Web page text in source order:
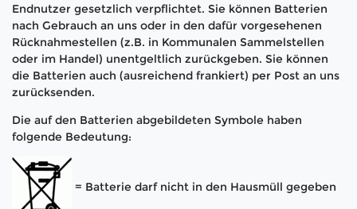
Endnutzer gesetzlich verpflichtet. Sie können Batterien
nach Gebrauch an uns oder in den dafür vorgesehenen
Rücknahmestellen (z.B. in Kommunalen Sammelstellen
oder im Handel) unentgeltlich zurückgeben. Sie können
die Batterien auch (ausreichend frankiert) per Post an uns
zurücksenden.
Die auf den Batterien abgebildeten Symbole haben
folgende Bedeutung:
= Batterie darf nicht in den Hausmüll gegeben